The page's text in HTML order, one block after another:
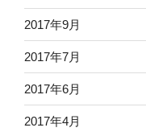
2017年9月
2017年7月
2017年6月
2017年4月